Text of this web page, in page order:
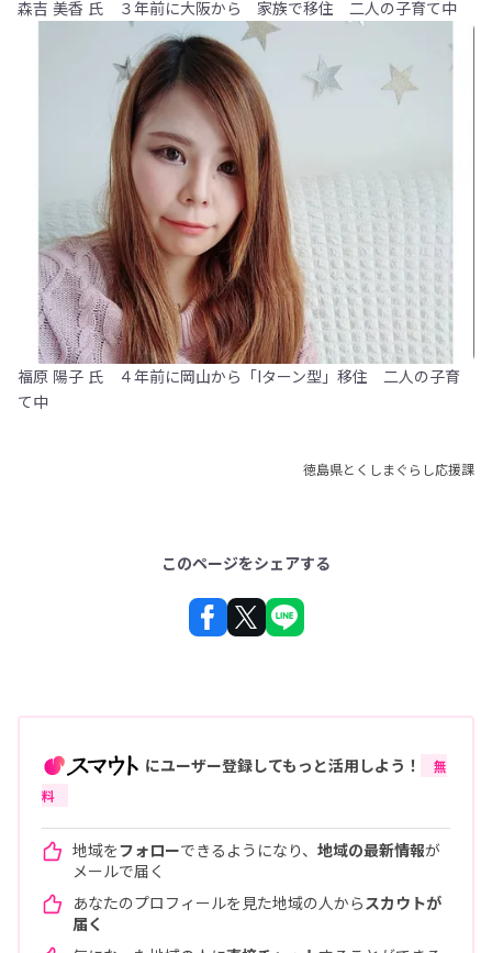
森吉 美香 氏 ３年前に大阪から 家族で移住 二人の子育て中
福原 陽子 氏 ４年前に岡山から「Iターン型」移住 二人の子育
て中
徳島県とくしまぐらし応援課
このページをシェアする
にユーザー登録してもっと活用しよう！
無
料
地域をフォローできるようになり、 地域の最新情報が
メールで届く
あなたのプロフィールを見た地域の人から スカウトが
届く